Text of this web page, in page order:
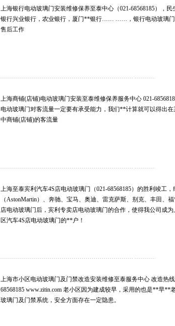
上海银行电动玻璃门安装维修保养至泰中心（021-68568185），民
银行兴业银行，农业银行，厦门**银行…… ……，银行电动玻璃门
售后工作
上海商铺(店铺)电动玻璃门安装至泰维修保养服务中心 021-
电动玻璃门对客流量一定要有承受能力，我们**计算就可以得出在
中商铺(店铺)的客流量
上海至泰宾利汽车4S店电动玻璃门（021-68568185）的胜利竣工
（AstonMartin）、奔驰、宝马、奥迪、雷克萨斯、别克、丰田、
店电动玻璃门后，宾利专卖店电动玻璃门的合作，使得我公司成
区汽车4S店电动玻璃门的**户！
上海市小区电动玻璃门及门禁改造安装维修至泰服务中心 改造热
68568185 www.zitin.com 老小区因为建成较早，采用的也是**早**
玻璃门及门禁系统，安全方面存在一定隐患。